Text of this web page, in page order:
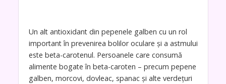
Un alt antioxidant din pepenele galben cu un rol
important în prevenirea bolilor oculare și a astmului
este beta-carotenul. Persoanele care consumă
alimente bogate în beta-caroten – precum pepene
galben, morcovi, dovleac, spanac și alte verdețuri